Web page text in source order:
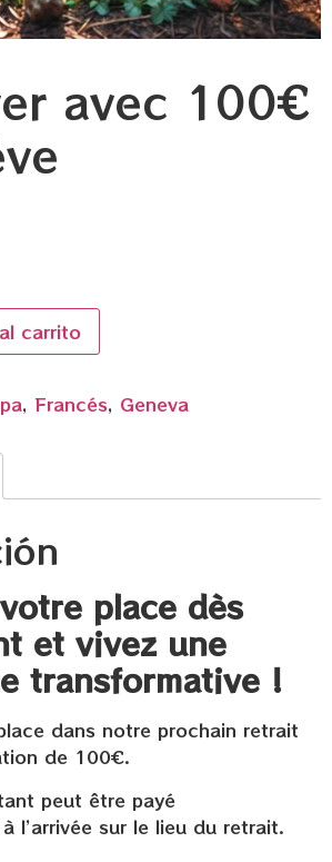
avec 100€
carrito
, Francés, Geneva
place dès
et vivez une
transformative !
dans notre prochain retrait
de 100€.
peut être payé
l’arrivée sur le lieu du retrait.